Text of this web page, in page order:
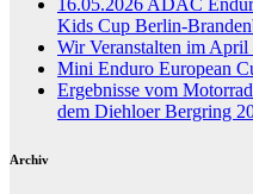
Kids Cup Berlin-
Wir Veranstalten im
Mini Enduro European
Ergebnisse vom
dem Diehloer Bergring
Archiv